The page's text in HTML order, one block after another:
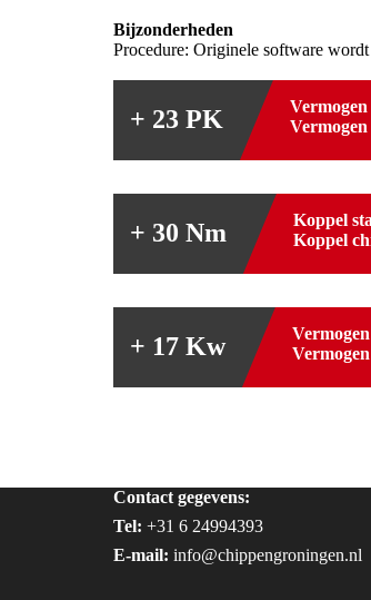
Bijzonderheden
Procedure: Originele software wordt
+ 23 PK
+ 30 Nm Koppel
Koppel
+ 17 Kw
Contact gegevens:
Tel: +31 6 24994393
E-mail: info@chippengroningen.nl